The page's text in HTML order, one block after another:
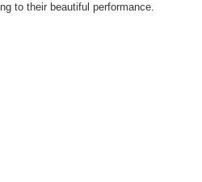
to their beautiful performance.